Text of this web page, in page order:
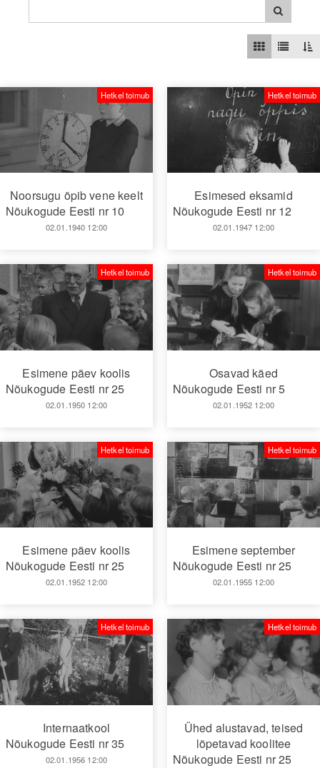
Noorsugu õpib vene keelt
Nõukogude Eesti nr 10
02.01.1940 12:00
Hetkel toimub
Esimesed eksamid
Nõukogude Eesti nr 12
02.01.1947 12:00
Hetkel toimub
Esimene päev koolis
Nõukogude Eesti nr 25
02.01.1950 12:00
Hetkel toimub
Osavad käed
Nõukogude Eesti nr 5
02.01.1952 12:00
Hetkel toimub
Esimene päev koolis
Nõukogude Eesti nr 25
02.01.1952 12:00
Hetkel toimub
Esimene september
Nõukogude Eesti nr 25
02.01.1955 12:00
Hetkel toimub
Internaatkool
Nõukogude Eesti nr 35
02.01.1956 12:00
Hetkel toimub
Ühed alustavad, teised
lõpetavad koolitee
Nõukogude Eesti nr 25
Hetkel toimub